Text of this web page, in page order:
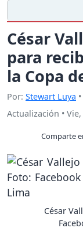
César
para
la Copa
Por: Stewart Luya
Actualización •
Comparte
César